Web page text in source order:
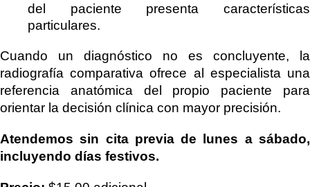
del paciente presenta características
particulares.
Cuando un diagnóstico no es concluyente, la
radiografía comparativa ofrece al especialista una
referencia anatómica del propio paciente para
orientar la decisión clínica con mayor precisión.
Atendemos sin cita previa de lunes a sábado,
incluyendo días festivos.